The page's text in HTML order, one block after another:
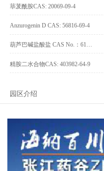
荜茇酰胺CAS: 20069-09-4
Anzurogenin D CAS: 56816-69-4
精胺二水合物CAS: 403982-64-9
园区介绍